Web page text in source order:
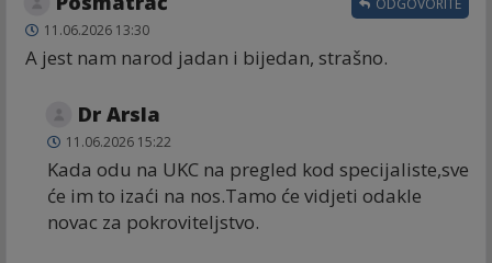
11.06.2026 13:30
A jest nam narod jadan i bijedan, strašno.
Dr Arsla
11.06.2026 15:22
Kada odu na UKC na pregled kod specijaliste,sve
će im to izaći na nos.Tamo će vidjeti odakle
novac za pokroviteljstvo.